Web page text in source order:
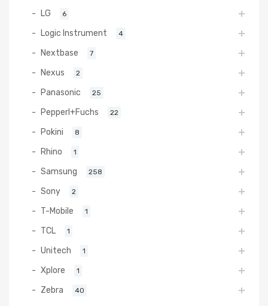
LG 6
Logic Instrument 4
Nextbase 7
Nexus 2
Panasonic 25
Pepperl+Fuchs 22
Pokini 8
Rhino 1
Samsung 258
Sony 2
T-Mobile 1
TCL 1
Unitech 1
Xplore 1
Zebra 40